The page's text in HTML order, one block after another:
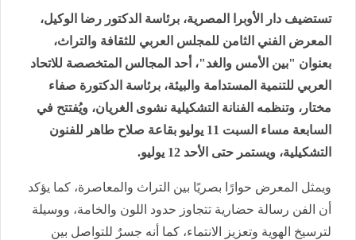
تستضيف دار الأوبرا المصرية، برئاسة الدكتور رضا الوكيل،
المعرض الفني الثامن للمجلس العربي للثقافة والتراث،
بعنوان "بين الأمس والغد"، أحد المجالس المتخصصة للاتحاد
العربي للتنمية المستدامة والبيئة، برئاسة الدكتورة صفاء
مختار، وتنظمه الفنانة التشكيلية نشوى الغريان، ويُفتتح في
السابعة مساء السبت 11 يوليو بقاعة صلاح طاهر للفنون
التشكيلية، ويستمر حتى الأحد 12 يوليو.
ويمثل المعرض حوارًا بصريًا بين التراث والمعاصرة، كما يؤكد
أن الفن رسالة حضارية تتجاوز حدود اللون والخامة، ووسيلة
لترسيخ الهوية وتعزيز الانتماء، كما أنه جسرٌ للتواصل بين